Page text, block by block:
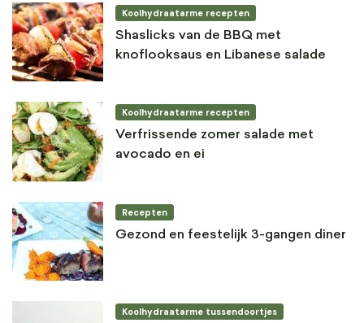
Koolhydraatarme recepten
Shaslicks van de BBQ met
knoflooksaus en Libanese salade
Koolhydraatarme recepten
Verfrissende zomer salade met
avocado en ei
Recepten
Gezond en feestelijk 3-gangen diner
Koolhydraatarme tussendoortjes